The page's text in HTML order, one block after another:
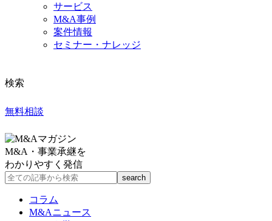
サービス
M&A事例
案件情報
セミナー・ナレッジ
検索
無料相談
M&A・事業承継を
わかりやすく発信
コラム
M&Aニュース